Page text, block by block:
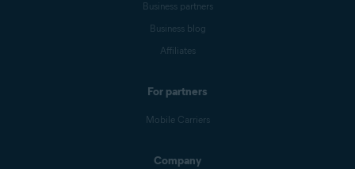
Business partners
Business blog
Affiliates
For partners
Mobile Carriers
Company